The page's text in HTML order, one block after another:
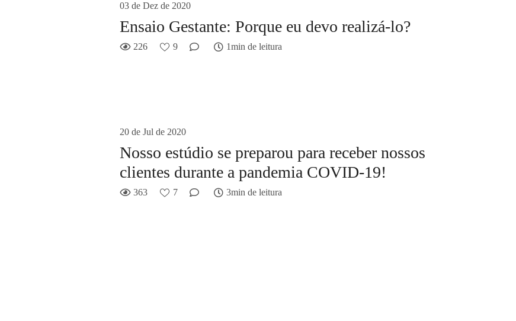
03 de Dez de 2020
Ensaio Gestante: Porque eu devo realizá-lo?
226 9 1min de leitura
20 de Jul de 2020
Nosso estúdio se preparou para receber nossos
clientes durante a pandemia COVID-19!
363 7 3min de leitura